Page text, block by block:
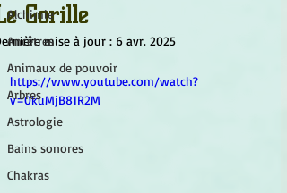
Alchimie
Ancêtres
Animaux de pouvoir
Arbres
Astrologie
Bains sonores
Chakras
Gorille
mise à jour : 6 avr. 2025
https://www.youtube.com/watch?
v=0kuMjB81R2M